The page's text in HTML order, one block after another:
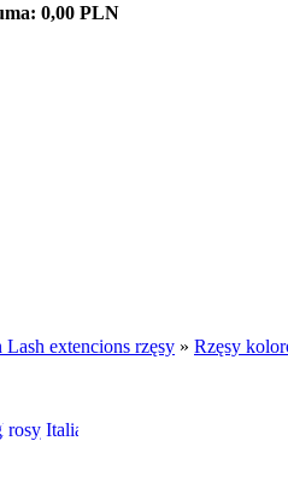
0,00 PLN
Lash extencions rzęsy » Rzęsy